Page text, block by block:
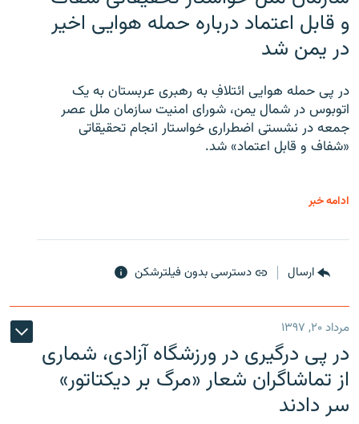
و قابل اعتماد درباره حمله هوایی اخیر
در یمن شد
در پی حمله هوایی ائتلافِ به رهبری عربستان به یک
اتوبوس در شمال یمن، شورای امنیت سازمان ملل عصر
جمعه در نشستی اضطراری خواستار انجام تحقیقاتی
«شفاف و قابل اعتماد» شد.
ادامه خبر
ارسال دسترسی بدون فیلترشکن
مرداد ۲۰, ۱۳۹۷
در پی درگیری در ورزشگاه آزادی، شماری
از تماشاگران شعار «مرگ بر دیکتاتور»
سر دادند